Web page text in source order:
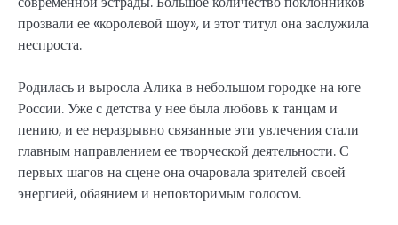
прозвали ее «королевой шоу», и этот титул она заслужила
неспроста.
Родилась и выросла Алика в небольшом городке на юге
России. Уже с детства у нее была любовь к танцам и
пению, и ее неразрывно связанные эти увлечения стали
главным направлением ее творческой деятельности. С
первых шагов на сцене она очаровала зрителей своей
энергией, обаянием и неповторимым голосом.